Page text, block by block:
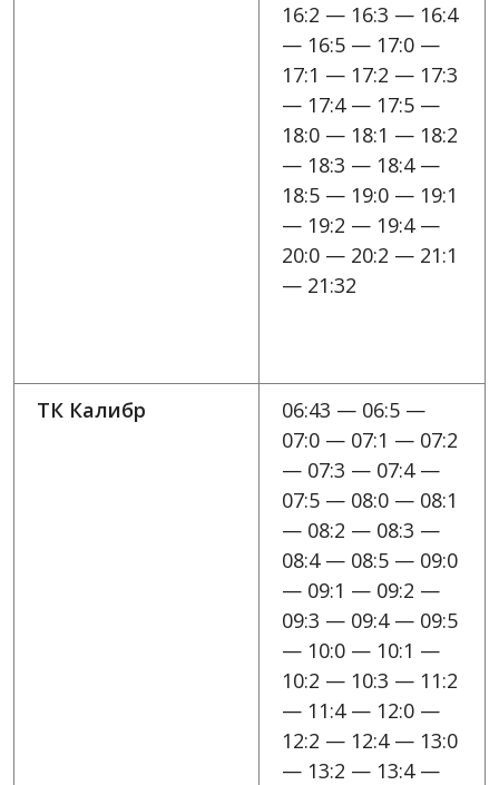
16:2 — 16:3 — 16:4
— 16:5 — 17:0 —
17:1 — 17:2 — 17:3
— 17:4 — 17:5 —
18:0 — 18:1 — 18:2
— 18:3 — 18:4 —
18:5 — 19:0 — 19:1
— 19:2 — 19:4 —
20:0 — 20:2 — 21:1
— 21:32
ТК Калибр
06:43 — 06:5 —
07:0 — 07:1 — 07:2
— 07:3 — 07:4 —
07:5 — 08:0 — 08:1
— 08:2 — 08:3 —
08:4 — 08:5 — 09:0
— 09:1 — 09:2 —
09:3 — 09:4 — 09:5
— 10:0 — 10:1 —
10:2 — 10:3 — 11:2
— 11:4 — 12:0 —
12:2 — 12:4 — 13:0
— 13:2 — 13:4 —